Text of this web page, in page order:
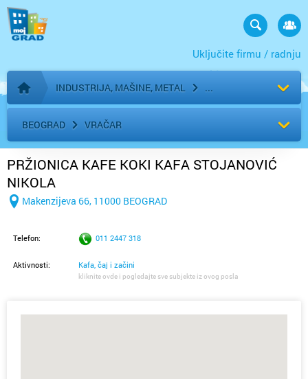
Uključite firmu / radnju
Početna stranica
INDUSTRIJA, MAŠINE, METAL
BEOGRAD VRAČAR
PRŽIONICA KAFE KOKI KAFA STOJANOVIĆ
NIKOLA
Makenzijeva 66, 11000 BEOGRAD
Telefon: 011 2447 318
Aktivnosti: Kafa, čaj i začini
kliknite ovde i pogledajte sve subjekte iz ovog posla